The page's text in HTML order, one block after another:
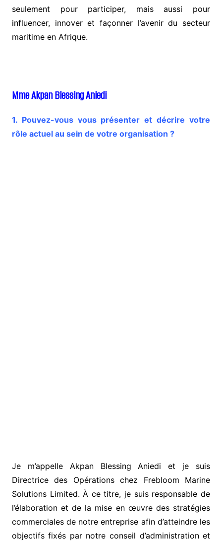
seulement pour participer, mais aussi pour
influencer, innover et façonner l’avenir du secteur
maritime en Afrique.
Mme Akpan Blessing Aniedi
1. Pouvez-vous vous présenter et décrire votre
rôle actuel au sein de votre organisation ?
Je m’appelle Akpan Blessing Aniedi et je suis
Directrice des Opérations chez Frebloom Marine
Solutions Limited. À ce titre, je suis responsable de
l’élaboration et de la mise en œuvre des stratégies
commerciales de notre entreprise afin d’atteindre les
objectifs fixés par notre conseil d’administration et